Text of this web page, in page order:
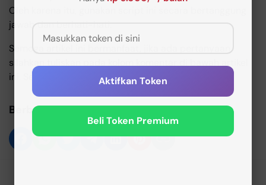
Oleh karena itu, gunakan script ini secara bertanggung
jawab dan berhati-hati.
Semoga artikel ini bermanfaat, jika ada pertanyaan
silahkan tuliskan pada kolom komentar di bawah artikel
ini. Selamat mencoba Guys!
Berbagi:
Aktifkan Token
Beli Token Premium